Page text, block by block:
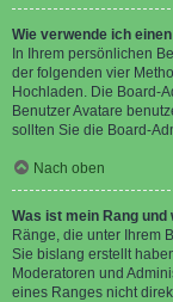
Wie verwende ich
In Ihrem persönlichen
der folgenden vier
Hochladen. Die Board-
Benutzer Avatare
sollten Sie die Board-
Nach oben
Was ist mein Rang
Ränge, die unter Ihrem
Sie bislang erstellt
Moderatoren und
eines Ranges nicht